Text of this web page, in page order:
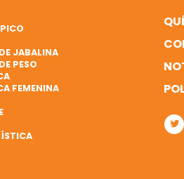
JABALINA
PESO
FEMENINA